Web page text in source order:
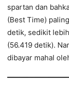
spartan dan
(Best Time)
detik, sedikit
(56.419 detik).
dibayar mahal